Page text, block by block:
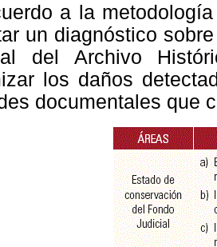
a la
un diagnóstico
del Archivo
los daños
documentales que